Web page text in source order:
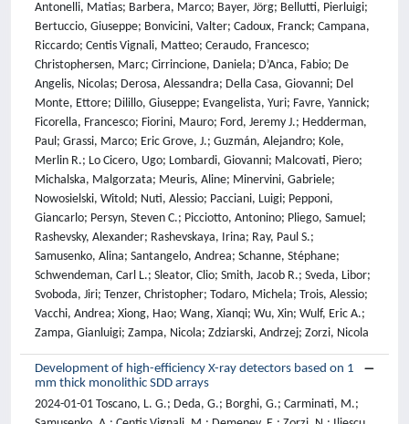
Antonelli, Matias; Barbera, Marco; Bayer, Jörg; Bellutti, Pierluigi;
Bertuccio, Giuseppe; Bonvicini, Valter; Cadoux, Franck; Campana,
Riccardo; Centis Vignali, Matteo; Ceraudo, Francesco;
Christophersen, Marc; Cirrincione, Daniela; D’Anca, Fabio; De
Angelis, Nicolas; Derosa, Alessandra; Della Casa, Giovanni; Del
Monte, Ettore; Dilillo, Giuseppe; Evangelista, Yuri; Favre, Yannick;
Ficorella, Francesco; Fiorini, Mauro; Ford, Jeremy J.; Hedderman,
Paul; Grassi, Marco; Eric Grove, J.; Guzmán, Alejandro; Kole,
Merlin R.; Lo Cicero, Ugo; Lombardi, Giovanni; Malcovati, Piero;
Michalska, Malgorzata; Meuris, Aline; Minervini, Gabriele;
Nowosielski, Witold; Nuti, Alessio; Pacciani, Luigi; Pepponi,
Giancarlo; Persyn, Steven C.; Picciotto, Antonino; Pliego, Samuel;
Rashevsky, Alexander; Rashevskaya, Irina; Ray, Paul S.;
Samusenko, Alina; Santangelo, Andrea; Schanne, Stéphane;
Schwendeman, Carl L.; Sleator, Clio; Smith, Jacob R.; Sveda, Libor;
Svoboda, Jiri; Tenzer, Christopher; Todaro, Michela; Trois, Alessio;
Vacchi, Andrea; Xiong, Hao; Wang, Xianqi; Wu, Xin; Wulf, Eric A.;
Zampa, Gianluigi; Zampa, Nicola; Zdziarski, Andrzej; Zorzi, Nicola
Development of high-efficiency X-ray detectors based on 1
mm thick monolithic SDD arrays
2024-01-01 Toscano, L. G.; Deda, G.; Borghi, G.; Carminati, M.;